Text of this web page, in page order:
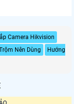
Camera Hikvision
Nên Dùng
Hướng